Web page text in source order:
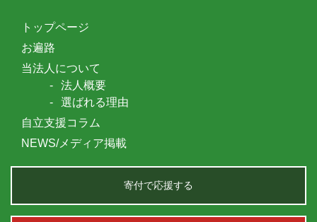
トップページ
お遍路
当法人について
法人概要
選ばれる理由
自立支援コラム
NEWS/メディア掲載
寄付で応援する